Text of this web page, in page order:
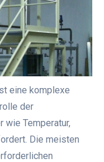
eine komplexe
der
wie Temperatur,
Die meisten